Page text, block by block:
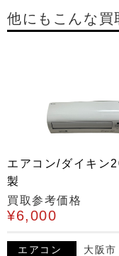
他にもこんな買
エアコン/ダイキン
製
買取参考価格
¥6,000
エアコン 大阪市